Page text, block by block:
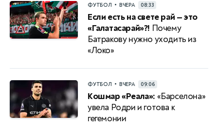
ФУТБОЛ • ВЧЕРА 08:33
Если есть на свете рай — это
«Галатасарай»?! Почему
Батракову нужно уходить из
«Локо»
ФУТБОЛ • ВЧЕРА 09:06
Кошмар «Реала»: «Барселона»
увела Родри и готова к
гегемонии